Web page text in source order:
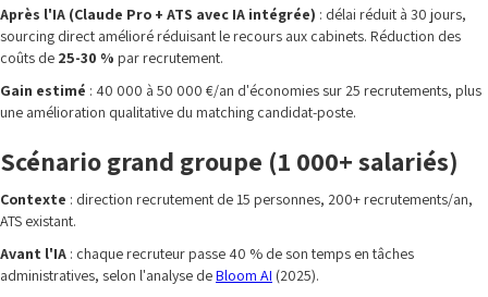
Après l'IA (Claude Pro + ATS avec IA intégrée) : délai réduit à 30 jours,
sourcing direct amélioré réduisant le recours aux cabinets. Réduction des
coûts de 25-30 % par recrutement.
Gain estimé : 40 000 à 50 000 €/an d'économies sur 25 recrutements, plus
une amélioration qualitative du matching candidat-poste.
Scénario grand groupe (1 000+ salariés)
Contexte : direction recrutement de 15 personnes, 200+ recrutements/an,
ATS existant.
Avant l'IA : chaque recruteur passe 40 % de son temps en tâches
administratives, selon l'analyse deBloom AI (2025).